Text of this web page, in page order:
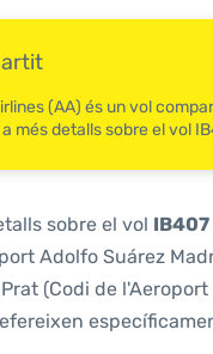
(AA) és un vol
més detalls sobre el vol
sobre el vol
Adolfo Suárez
(Codi de l'Aeroport